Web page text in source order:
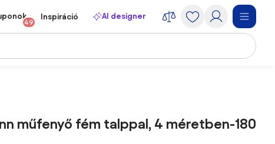
49
Inspiráció AI designer
műfenyő fém talppal, 4 méretben-180